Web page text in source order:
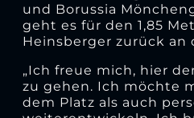
und Borussia
geht es für den 1,85
Heinsberger zurück an
„Ich freue mich, hier
zu gehen. Ich möchte
dem Platz als auch